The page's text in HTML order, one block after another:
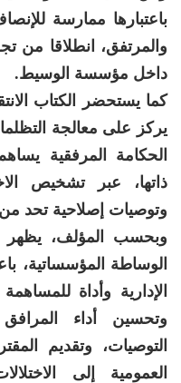
باعتبارها ممارسة
والمرتفق، انطلاقا من
داخل مؤسسة الوسيط.
كما يستحضر الكتاب
يركز على معالجة
الحكامة المرفقية
ذاتها، عبر تشخيص
وتوصيات إصلاحية تحد
وبحسب المؤلف، يظهر
الوساطة المؤسساتية،
الإدارية وأداة
وتحسين أداء
التوصيات، وتقديم
العمومية إلى